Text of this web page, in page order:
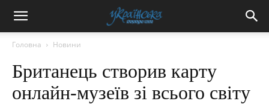
Головна Новини
Британець створив карту
онлайн-музеїв зі всього світу